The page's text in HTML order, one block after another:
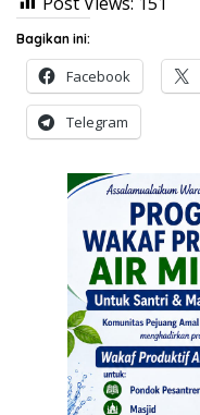
Bagikan ini:
Facebook
Telegram